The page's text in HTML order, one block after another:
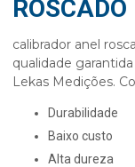
ROSCADO
calibrador anel
qualidade
Lekas Medições.
durabilidade
baixo custo
alta dureza